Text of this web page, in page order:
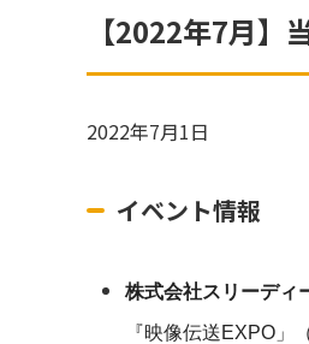
カタログ・技術資料
【2022年7月】
2022年7月1日
イベント情報
株式会社スリーディ
『映像伝送EXPO」